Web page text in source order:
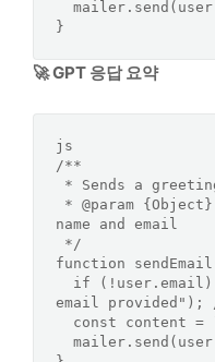
🚀 GPT 응답 요약
js
/**
* @param {Object}
name and email
function
sendEmail
if (!user. email )
email provided" );
const content =
  mailer.
send